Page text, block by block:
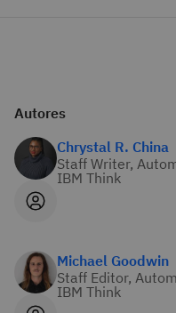
Autores
Chrystal R. China
Staff Writer,
IBM Think
Michael Goodwin
Staff Editor,
IBM Think